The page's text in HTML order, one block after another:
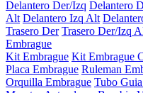
Delantero Der/Izq Delantero
Alt Delantero Izq Alt
Trasero Der Trasero Der/Izq
Embrague
Kit Embrague Kit Embrague
Placa Embrague Ruleman
Orquilla Embrague Tubo